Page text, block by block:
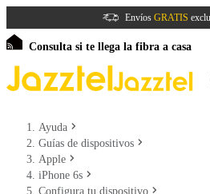
Envíos GRATIS
Consulta si te llega la fibra a casa
Ayuda
Guías de dispositivos
Apple
iPhone 6s
Configura tu dispositivo